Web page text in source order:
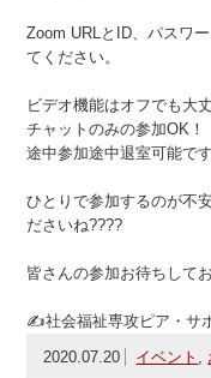
Zoom URLとID、パスワ
てください。
ビデオ機能はオフでも大
チャットのみの参加OK！
途中参加途中退室可能で
ひとりで参加するのが不
ださいね????
皆さんの参加お待ちして
✍社会福祉専攻ピア・サ
2020.07.20
イベント ,